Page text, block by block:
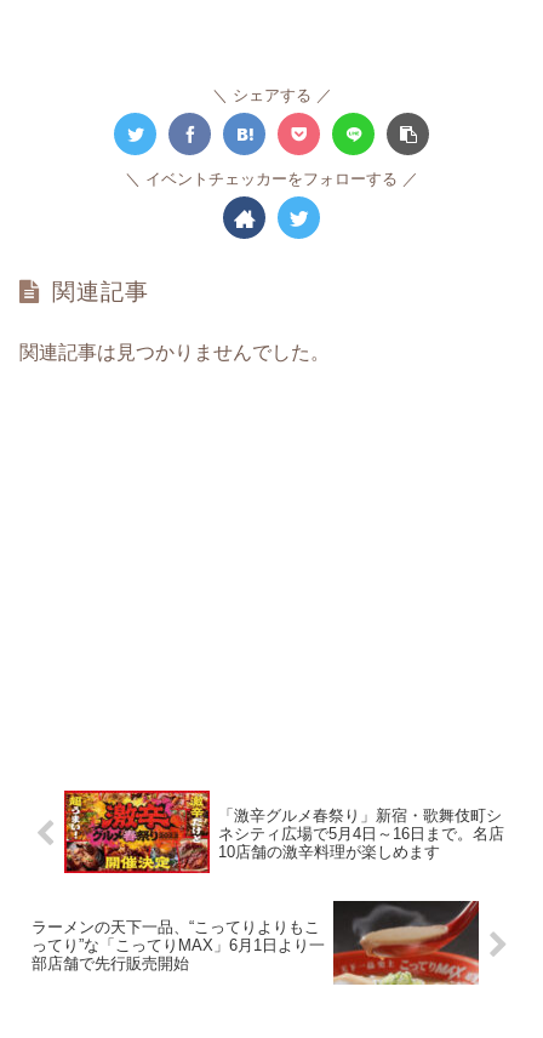
シェアする
イベントチェッカーをフォローする
関連記事
関連記事は見つかりませんでした。
「激辛グルメ春祭り」新宿・歌舞伎町シ
ネシティ広場で5月4日～16日まで。名店
10店舗の激辛料理が楽しめます
ラーメンの天下一品、“こってりよりもこ
ってり”な「こってりMAX」6月1日より一
部店舗で先行販売開始